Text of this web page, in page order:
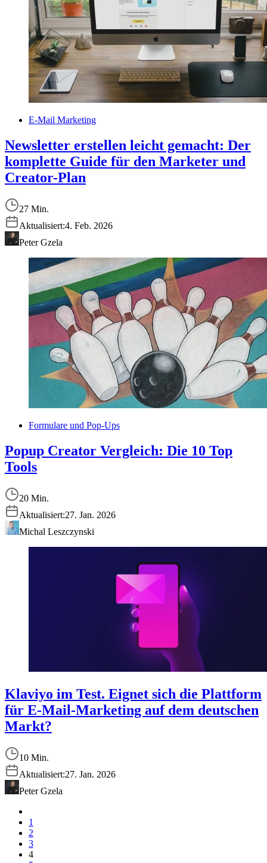
E-Mail Marketing
Newsletter erstellen leicht gemacht: Der
komplette Guide für den Marketer und
Creator-Plan
27 Min.
Aktualisiert:4. Feb. 2026
Peter Gzela
Formulare und Pop-Ups
Popup Creator Vergleich: Die 10 Top
Tools
20 Min.
Aktualisiert:27. Jan. 2026
Michal Leszczynski
Klaviyo im Test. Eignet sich die Plattform
für E-Mail-Marketing auf dem deutschen
Markt?
10 Min.
Aktualisiert:27. Jan. 2026
Peter Gzela
1
2
3
4